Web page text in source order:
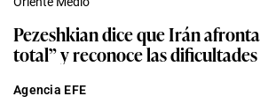
Pezeshkian dice que Irán
total” y reconoce las
Agencia EFE